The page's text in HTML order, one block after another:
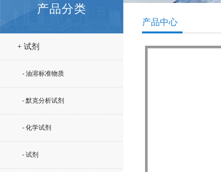
产品分类
+ 试剂
- 油溶标准物质
- 默克分析试剂
- 化学试剂
- 试剂
产品中心